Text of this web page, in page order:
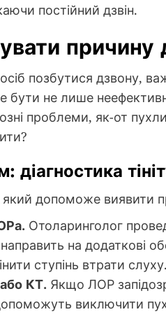
постійний дзвін.
причину
позбутися дзвону,
не лише
проблеми, як-от
діагностика
який допоможе виявити
Отоларинголог
направить на додаткові
ступінь втрати слуху.
КТ. Якщо ЛОР
виключити